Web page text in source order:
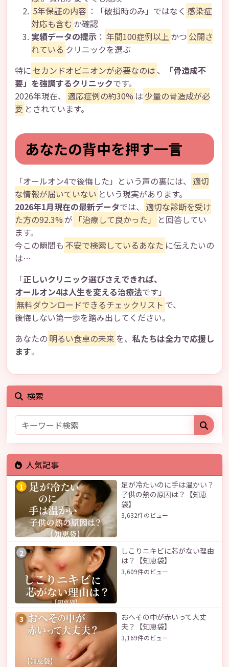
5年保証の内容 ：「破損時のみ」ではなく 感染症
対応も含む か確認
実績データの提示 ： 年間100症例以上 かつ 公開さ
れている クリニックを選ぶ
特に セカンドオピニオンが必要なのは 、
「骨造成不
要」を強調するクリニックです。
2026年現在、 適応症例の約30% は少量の骨造成が必
要 とされています。
あなたの背中を押す一言
「オールオン4で後悔した」という声の裏には、 適切
な情報が届いていない という現実があります。
2026年1月現在の最新データでは、 適切な診断を受け
た方の92.3%が 「治療して良かった」
と回答してい
ます。
今この瞬間も 不安で検索しているあなた に伝えたいの
は…
「正しいクリニック選びさえできれば、
オールオン4は人生を変える治療法です」
無料ダウンロードできるチェックリスト で、
後悔しない第一歩を踏み出してください。
あなたの 明るい食卓の未来 を、 私たちは全力で応援し
ます。
検索
人気記事
1
足が冷たいのに手は温かい？
子供の熱の原因は？【知恵
袋】
3,632件のビュー
2
しこりニキビに芯がない理由
は？【知恵袋】
3,609件のビュー
3
おへその中が赤いって大丈
夫？【知恵袋】
3,169件のビュー